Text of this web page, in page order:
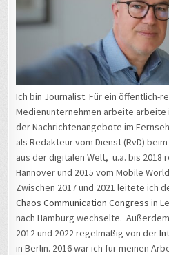
Ich bin Journalist. Für ein öffentlich-
Medienunternehmen arbeite arbeite
der Nachrichtenangebote im
als Redakteur vom Dienst (RvD)
aus der digitalen Welt, u.a. bis 2018
Hannover und 2015 vom Mobile
Zwischen 2017 und 2021 leitete ich
Chaos Communication Congress in
nach Hamburg wechselte.
2012 und 2022 regelmäßig von der
in Berlin. 2016 war ich für meinen